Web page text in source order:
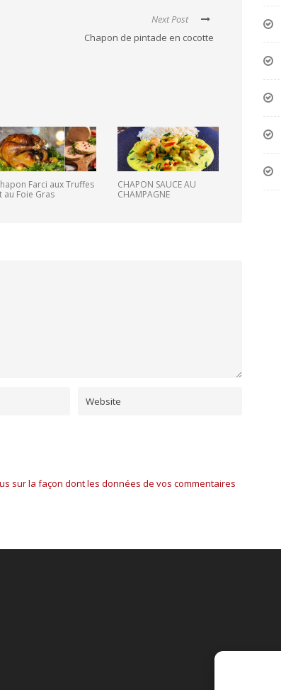
Next Post
Chapon de pintade en cocotte
Farci aux Truffes
au Foie Gras
CHAPON SAUCE AU
CHAMPAGNE
sur la façon dont les données de vos commentaires